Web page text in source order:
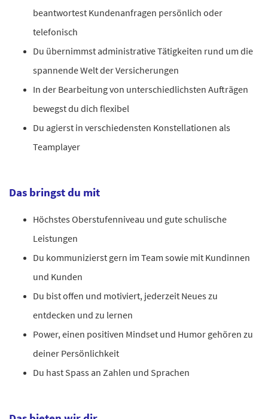
beantwortest Kundenanfragen persönlich oder
telefonisch
Du übernimmst administrative Tätigkeiten rund um die
spannende Welt der Versicherungen
In der Bearbeitung von unterschiedlichsten Aufträgen
bewegst du dich flexibel
Du agierst in verschiedensten Konstellationen als
Teamplayer
Das bringst du mit
Höchstes Oberstufenniveau und gute schulische
Leistungen
Du kommunizierst gern im Team sowie mit Kundinnen
und Kunden
Du bist offen und motiviert, jederzeit Neues zu
entdecken und zu lernen
Power, einen positiven Mindset und Humor gehören zu
deiner Persönlichkeit
Du hast Spass an Zahlen und Sprachen